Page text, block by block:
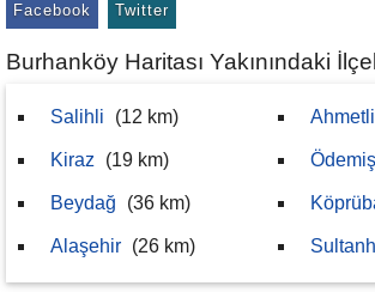
Facebook Twitter
Burhanköy Haritası Yakınındaki
Salihli (12 km)
Kiraz (19 km)
Beydağ (36 km)
Alaşehir (26 km)
Ahmetli
Ödemiş